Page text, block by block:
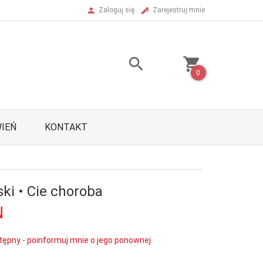
Zaloguj się Zarejestruj mnie
0
KONTAKT
• Cie choroba
- poinformuj mnie o jego ponownej